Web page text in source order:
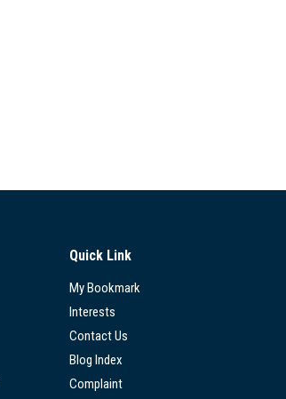
Quick Link
My Bookmark
Interests
Contact Us
Blog Index
Complaint